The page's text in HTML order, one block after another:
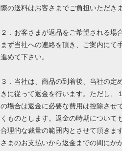
際の送料はお客さまでご負担いただきま
２．お客さまが返品をご希望される場
まず当社への連絡を頂き、ご案内にて
進めて下さい。
３．当社は、商品の到着後、当社の定
きに従って返金を行います。ただし、
の場合は返金に必要な費用は控除させ
くものとします。返金の時期について
合理的な裁量の範囲内とさせて頂きま
さまのお支払いから返金までの間にか